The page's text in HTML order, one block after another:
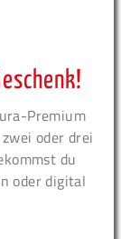
Premium
oder drei
du
oder digital